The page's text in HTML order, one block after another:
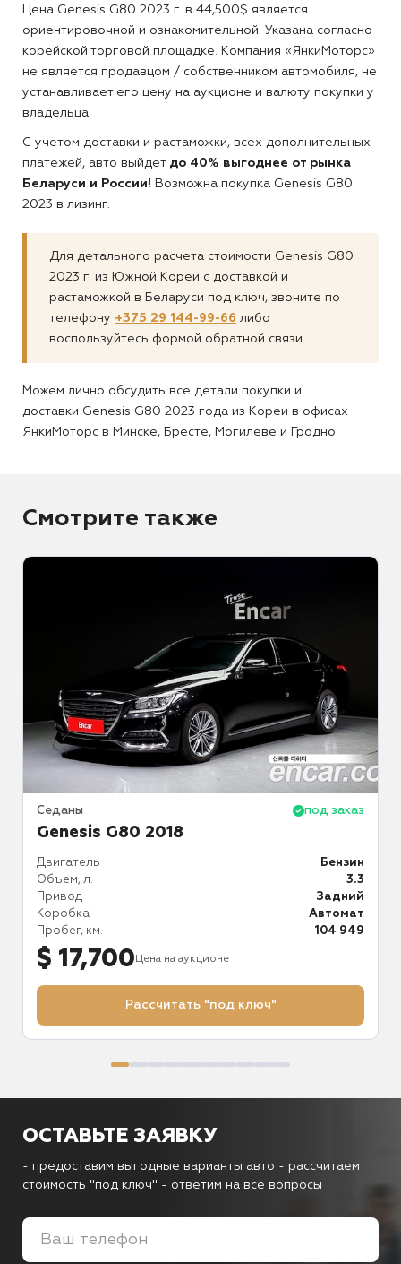
Цена Genesis G80 2023 г. в 44,500$ является
ориентировочной и ознакомительной. Указана согласно
корейской торговой площадке. Компания «ЯнкиМоторс»
не является продавцом / собственником автомобиля, не
устанавливает его цену на аукционе и валюту покупки у
владельца.
С учетом доставки и растаможки, всех дополнительных
платежей, авто выйдет до 40% выгоднее от рынка
Беларуси и России! Возможна покупка Genesis G80
2023 в лизинг.
Для детального расчета стоимости Genesis G80
2023 г. из Южной Кореи с доставкой и
растаможкой в Беларуси под ключ, звоните по
телефону +375 29 144-99-66 либо
воспользуйтесь формой обратной связи.
Можем лично обсудить все детали покупки и
доставки Genesis G80 2023 года из Кореи в офисах
ЯнкиМоторс в Минске, Бресте, Могилеве и Гродно.
Смотрите также
Седаны под заказ
Genesis G80 2018
Двигатель
Бензин
Объем, л.
3.3
Привод
Задний
Коробка
Автомат
Пробег, км.
104 949
$ 17,700 Цена на аукционе
Рассчитать "под ключ"
ОСТАВЬТЕ ЗАЯВКУ
- предоставим выгодные варианты авто - рассчитаем
стоимость "под ключ" - ответим на все вопросы